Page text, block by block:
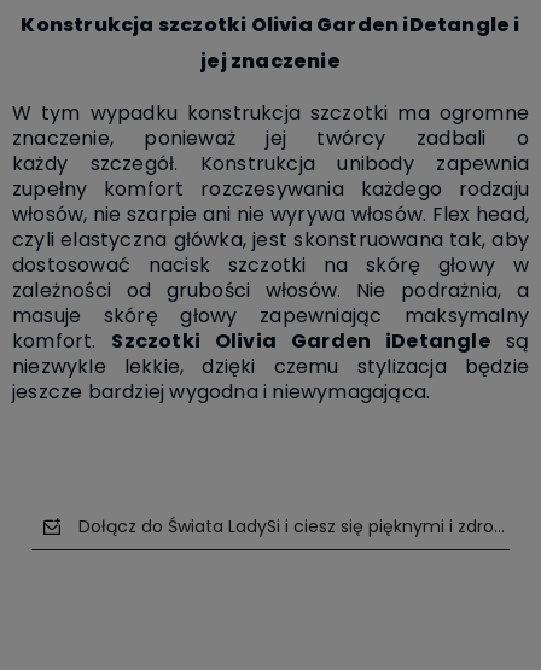
Konstrukcja szczotki Olivia Garden iDetangle i
jej znaczenie
W tym wypadku konstrukcja szczotki ma ogromne
znaczenie, ponieważ jej twórcy zadbali o
każdy szczegół. Konstrukcja unibody zapewnia
zupełny komfort rozczesywania każdego rodzaju
włosów, nie szarpie ani nie wyrywa włosów. Flex head,
czyli elastyczna główka, jest skonstruowana tak, aby
dostosować nacisk szczotki na skórę głowy w
zależności od grubości włosów. Nie podrażnia, a
masuje skórę głowy zapewniając maksymalny
komfort. Szczotki Olivia Garden iDetanglesą
niezwykle lekkie, dzięki czemu stylizacja będzie
jeszcze bardziej wygodna i niewymagająca.
Dołącz do Świata LadySi i ciesz się pięknymi i